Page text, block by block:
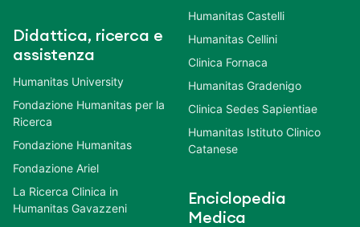
Didattica, ricerca e
assistenza
Humanitas University
Fondazione Humanitas per la
Ricerca
Fondazione Humanitas
Fondazione Ariel
La Ricerca Clinica in
Humanitas Gavazzeni
Humanitas Castelli
Humanitas Cellini
Clinica Fornaca
Humanitas Gradenigo
Clinica Sedes Sapientiae
Humanitas Istituto Clinico
Catanese
Enciclopedia
Medica